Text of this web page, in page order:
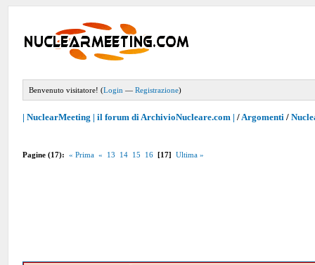
Benvenuto visitatore! (Login —Registrazione)
| NuclearMeeting | il forum di ArchivioNucleare.com | /Argomenti /
Pagine (17): « Prima « 13 14 15 16 [17] Ultima »